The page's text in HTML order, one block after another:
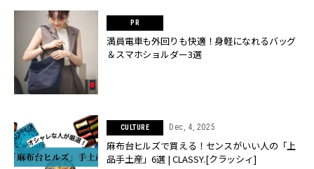
満員電車も外回りも快適！身軽になれるバッグ
＆スマホショルダー3選
CULTURE Dec, 4, 2025
麻布台ヒルズで買える！センスがいい人の「上
品手土産」6選 | CLASSY.[クラッシィ]